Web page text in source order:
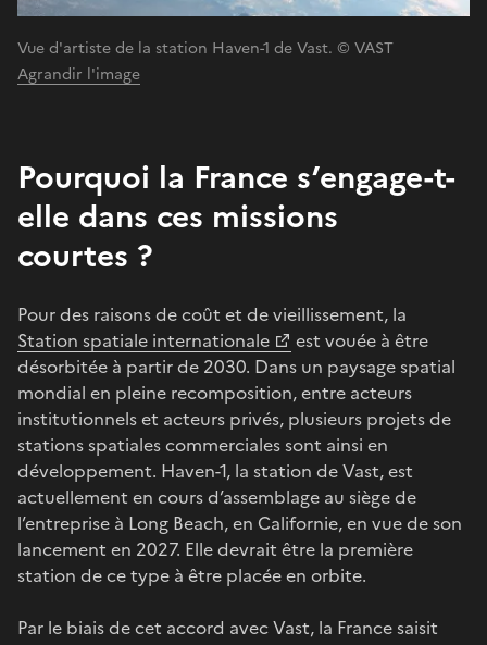
Vue d'artiste de la station Haven-1 de Vast. © VAST
Agrandir l'image
Pourquoi la France s’engage-t-
elle dans ces missions
courtes ?
Pour des raisons de coût et de vieillissement, la
Station spatiale internationale
est vouée à être
désorbitée à partir de 2030. Dans un paysage spatial
mondial en pleine recomposition, entre acteurs
institutionnels et acteurs privés, plusieurs projets de
stations spatiales commerciales sont ainsi en
développement. Haven-1, la station de Vast, est
actuellement en cours d’assemblage au siège de
l’entreprise à Long Beach, en Californie, en vue de son
lancement en 2027. Elle devrait être la première
station de ce type à être placée en orbite.
Par le biais de cet accord avec Vast, la France saisit